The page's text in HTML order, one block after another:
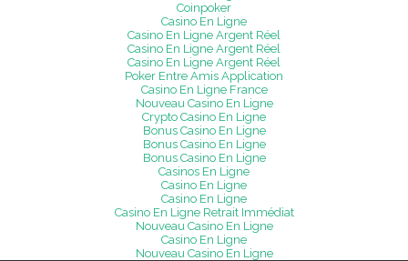
Coinpoker
Casino En Ligne
Casino En Ligne Argent Réel
Casino En Ligne Argent Réel
Casino En Ligne Argent Réel
Poker Entre Amis Application
Casino En Ligne France
Nouveau Casino En Ligne
Crypto Casino En Ligne
Bonus Casino En Ligne
Bonus Casino En Ligne
Bonus Casino En Ligne
Casinos En Ligne
Casino En Ligne
Casino En Ligne
Casino En Ligne Retrait Immédiat
Nouveau Casino En Ligne
Casino En Ligne
Nouveau Casino En Ligne